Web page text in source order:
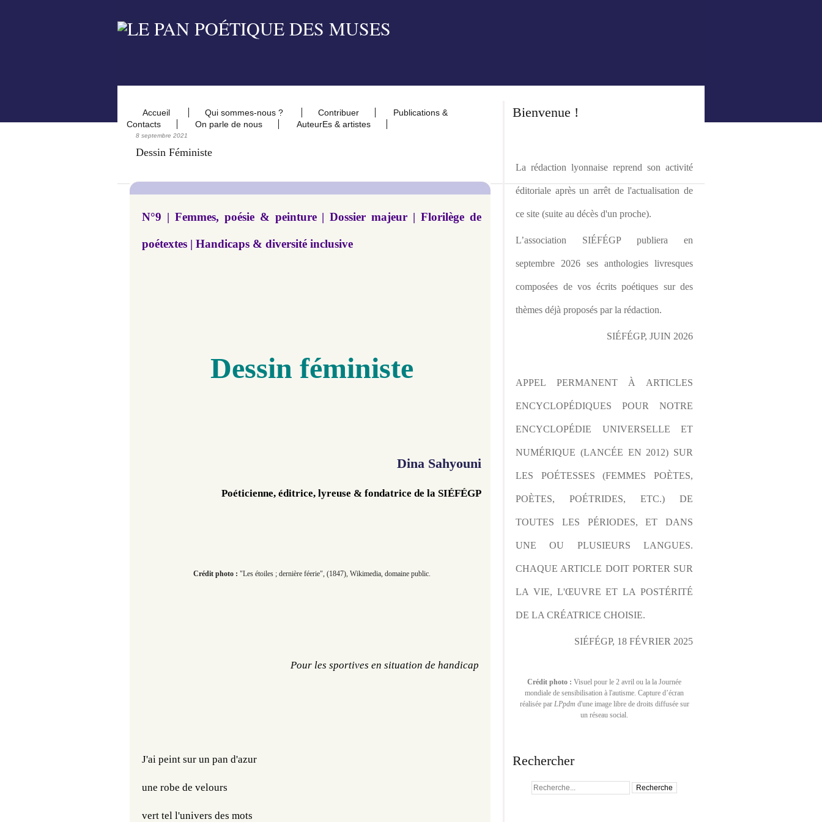
Accueil Qui sommes-nous ? Contribuer
Publications &
Contacts
On parle de nous AuteurEs & artistes
8 septembre 2021
Dessin Féministe
​​N°9 | Femmes, poésie & peinture | Dossier majeur | Florilège de
poétextes | Handicaps & diversité inclusive
Dessin féministe
Dina Sahyouni
Poéticienne, éditrice, lyreuse & fondatrice de la SIÉFÉGP
Crédit photo : "Les étoiles ; dernière féerie", (1847), Wikimedia, domaine public.
Pour les sportives en situation de handicap
J'ai peint sur un pan d'azur
une robe de velours
vert tel l'univers des mots
Bienvenue !
La rédaction lyonnaise reprend son activité
éditoriale après un arrêt de l'actualisation de
ce site (suite au décès d'un proche).
L’association SIÉFÉGP publiera en
septembre 2026 ses anthologies livresques
composées de vos écrits poétiques sur des
thèmes déjà proposés par la rédaction.
SIÉFÉGP, JUIN 2026
APPEL PERMANENT À ARTICLES
ENCYCLOPÉDIQUES POUR NOTRE
ENCYCLOPÉDIE UNIVERSELLE ET
NUMÉRIQUE (LANCÉE EN 2012) SUR
LES POÉTESSES (FEMMES POÈTES,
POÈTES, POÉTRIDES, ETC.) DE
TOUTES LES PÉRIODES, ET DANS
UNE OU PLUSIEURS LANGUES.
CHAQUE ARTICLE DOIT PORTER SUR
LA VIE, L'ŒUVRE ET LA POSTÉRITÉ
DE LA CRÉATRICE CHOISIE.
SIÉFÉGP, 18 FÉVRIER 2025
Crédit photo : Visuel pour le 2 avril ou la la Journée
mondiale de sensibilisation à l'autisme. Capture d’écran
réalisée par LPpdm d'une image libre de droits diffusée sur
un réseau social.
Rechercher